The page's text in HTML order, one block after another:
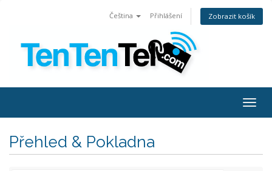
Čeština Přihlášení Zobrazit košík
Přehled & Pokladna